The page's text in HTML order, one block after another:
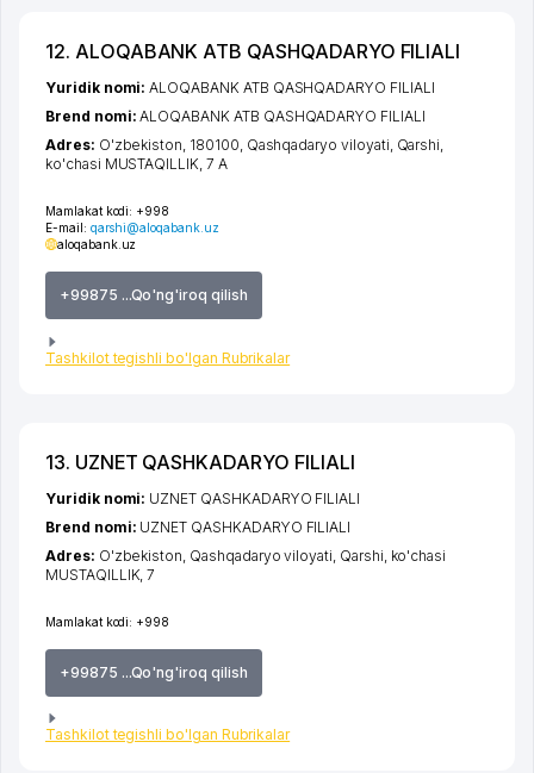
12. ALOQABANK ATB QASHQADARYO FILIALI
Mamlakat kodi: +998
E-mail: qarshi@aloqabank.uz
aloqabank.uz
+99875 ...Qo'ng'iroq qilish
Tashkilot tegishli bo'lgan Rubrikalar
Yuridik nomi:ALOQABANK ATB QASHQADARYO FILIALI
Brend nomi:ALOQABANK ATB QASHQADARYO FILIALI
Adres: O'zbekiston, 180100, Qashqadaryo viloyati, Qarshi,
ko'chasi MUSTAQILLIK, 7 A
13. UZNET QASHKADARYO FILIALI
Mamlakat kodi: +998
+99875 ...Qo'ng'iroq qilish
Tashkilot tegishli bo'lgan Rubrikalar
Yuridik nomi: UZNET QASHKADARYO FILIALI
Brend nomi: UZNET QASHKADARYO FILIALI
Adres: O'zbekiston, Qashqadaryo viloyati Qarshi ko'chasi
MUSTAQILLIK , 7